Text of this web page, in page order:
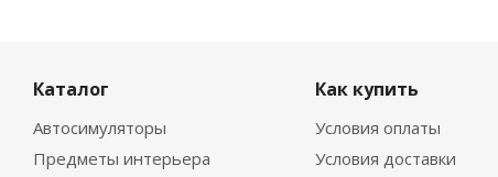
Каталог
Автосимуляторы
Предметы интерьера
Как купить
Условия оплаты
Условия доставки